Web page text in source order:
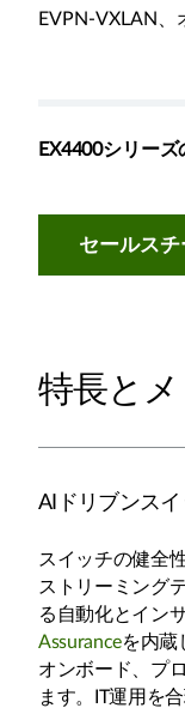
EVPN-VXLAN
EX4400シリー
セールス
特長とメ
AIドリブンス
スイッチの健全
ストリーミング
る自動化とイン
Assuranceを内蔵
オンボード、プ
ます。IT運用を